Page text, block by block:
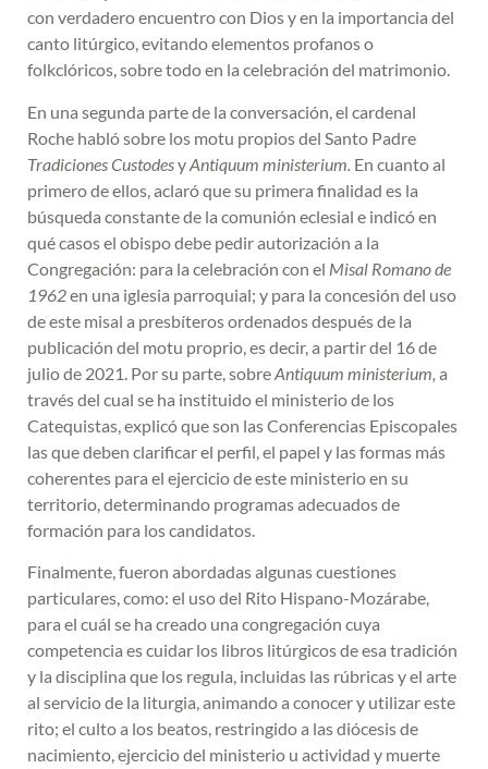
con verdadero encuentro con Dios y en la importancia del
canto litúrgico, evitando elementos profanos o
folkclóricos, sobre todo en la celebración del matrimonio.
En una segunda parte de la conversación, el cardenal
Roche habló sobre los motu propios del Santo Padre
Tradiciones CustodesyAntiquum ministerium. En cuanto al
primero de ellos, aclaró que su primera finalidad es la
búsqueda constante de la comunión eclesial e indicó en
qué casos el obispo debe pedir autorización a la
Congregación: para la celebración con el Misal Romano de
1962en una iglesia parroquial; y para la concesión del uso
de este misal a presbíteros ordenados después de la
publicación del motu proprio, es decir, a partir del 16 de
julio de 2021. Por su parte, sobreAntiquum ministerium, a
través del cual se ha instituido el ministerio de los
Catequistas, explicó que son las Conferencias Episcopales
las que deben clarificar el perfil, el papel y las formas más
coherentes para el ejercicio de este ministerio en su
territorio, determinando programas adecuados de
formación para los candidatos.
Finalmente, fueron abordadas algunas cuestiones
particulares, como: el uso del Rito Hispano-Mozárabe,
para el cuál se ha creado una congregación cuya
competencia es cuidar los libros litúrgicos de esa tradición
y la disciplina que los regula, incluidas las rúbricas y el arte
al servicio de la liturgia, animando a conocer y utilizar este
rito; el culto a los beatos, restringido a las diócesis de
nacimiento, ejercicio del ministerio u actividad y muerte